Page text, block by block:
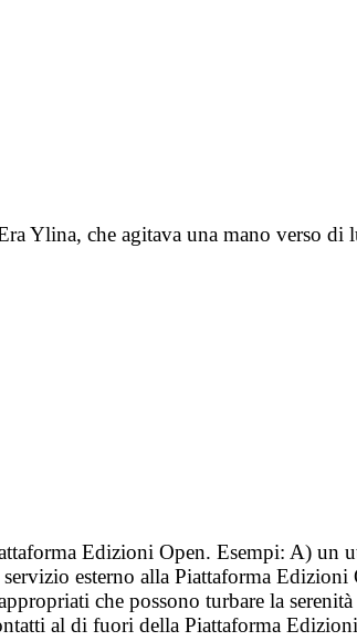
Ylina, che agitava una mano verso
Edizioni Open. Esempi: A) un
esterno alla Piattaforma Edizioni
che possono turbare la
al di fuori della Piattaforma